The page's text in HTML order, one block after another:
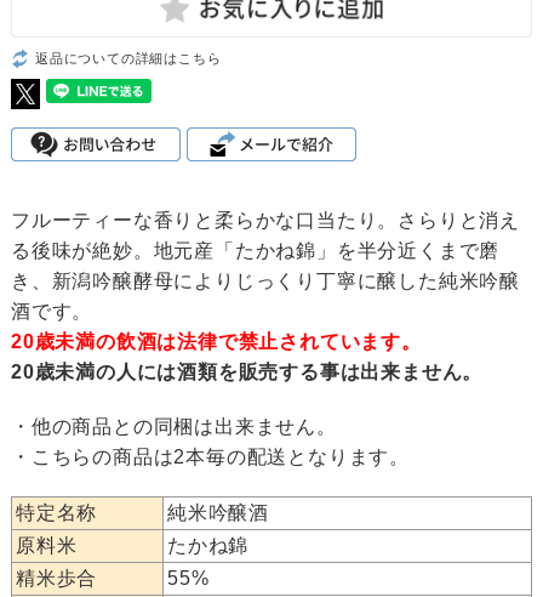
返品についての詳細はこちら
フルーティーな香りと柔らかな口当たり。さらりと消え
る後味が絶妙。地元産「たかね錦」を半分近くまで磨
き、新潟吟醸酵母によりじっくり丁寧に醸した純米吟醸
酒です。
20歳未満の飲酒は法律で禁止されています。
20歳未満の人には酒類を販売する事は出来ません。
・他の商品との同梱は出来ません。
・こちらの商品は2本毎の配送となります。
特定名称
純米吟醸酒
原料米
たかね錦
精米歩合
55%